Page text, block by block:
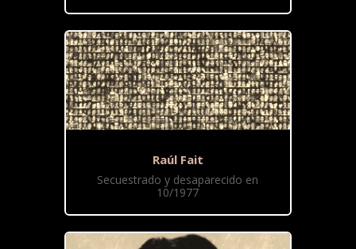
Raúl Fait
Secuestrado y desaparecido en
10/1977